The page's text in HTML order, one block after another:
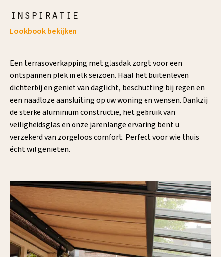
inspiratie
Lookbook bekijken
Een terrasoverkapping met glasdak zorgt voor een
ontspannen plek in elk seizoen. Haal het buitenleven
dichterbij en geniet van daglicht, beschutting bij regen en
een naadloze aansluiting op uw woning en wensen. Dankzij
de sterke aluminium constructie, het gebruik van
veiligheidsglas en onze jarenlange ervaring bent u
verzekerd van zorgeloos comfort. Perfect voor wie thuis
écht wil genieten.